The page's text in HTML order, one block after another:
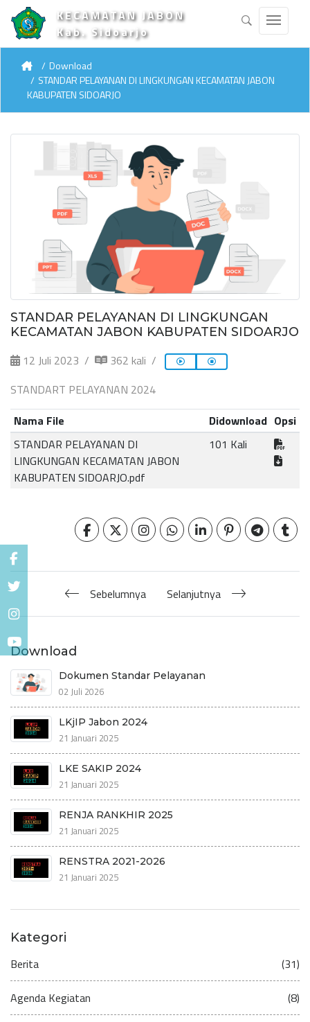
KECAMATAN JABON
Kab. Sidoarjo
Download
STANDAR PELAYANAN DI LINGKUNGAN KECAMATAN JABON
KABUPATEN SIDOARJO
STANDAR PELAYANAN DI LINGKUNGAN
KECAMATAN JABON KABUPATEN SIDOARJO
12 Juli 2023
362 kali
STANDART PELAYANAN 2024
Nama File
Didownload Opsi
STANDAR PELAYANAN DI
LINGKUNGAN KECAMATAN JABON
KABUPATEN SIDOARJO.pdf
101 Kali
Sebelumnya Selanjutnya
Download
Dokumen Standar Pelayanan
02 Juli 2026
LKjIP Jabon 2024
21 Januari 2025
LKE SAKIP 2024
21 Januari 2025
RENJA RANKHIR 2025
21 Januari 2025
RENSTRA 2021-2026
21 Januari 2025
Kategori
Berita (31)
Agenda Kegiatan (8)